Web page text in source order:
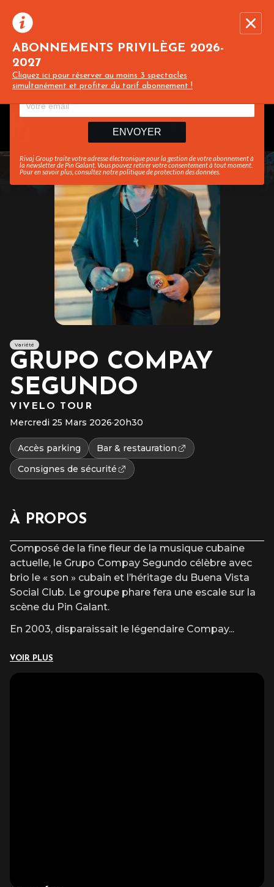
ABONNEMENTS PRIVILÈGE 2026-
2027
Cliquez ici pour réserver au moins 3 spectacles
simultanément et profiter du tarif abonnement !
Recevez toute l’actualité en vous abonnant à
notre newsletter :
ENVOYER
Rivaj Group traite votre adresse électronique pour la gestion de votre abonnement à
la newsletter dePin Galant . Vous pouvez retirer votre consentement à tout moment.
Pour en savoir plus, consultez notrepolitique de protection des données
Variété
GRUPO COMPAY
SEGUNDO
VIVELO TOUR
Mercredi 25 Mars 2026·20h30
Accès parking
Bar & restauration
Consignes de sécurité
À PROPOS
Composé de la fine fleur de la musique cubaine
actuelle, le Grupo Compay Segundo célèbre avec
brio le « son » cubain et l’héritage du Buena Vista
Social Club. Le groupe phare fera une escale sur la
scène du Pin Galant.
En 2003, disparaissait le légendaire Compay...
VOIR PLUS